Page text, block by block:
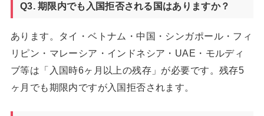
Q3. 期限内でも入国拒否される国はありますか？
あります。タイ・ベトナム・中国・シンガポール・フィ
リピン・マレーシア・インドネシア・UAE・モルディ
ブ等は「入国時6ヶ月以上の残存」が必要です。残存5
ヶ月でも期限内ですが入国拒否されます。